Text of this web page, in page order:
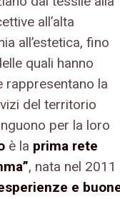
all’alta
all’estetica, fino
quali hanno
rappresentano la
del territorio
per la loro
è la prima rete
, nata nel 2011
e